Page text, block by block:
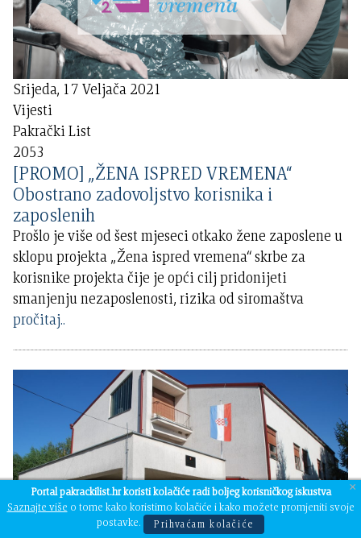
Srijeda, 17 Veljača 2021
Vijesti
Pakrački List
2053
[PROMO] „ŽENA ISPRED VREMENA“
Obostrano zadovoljstvo korisnika i
zaposlenih
Prošlo je više od šest mjeseci otkako žene zaposlene u
sklopu projekta „Žena ispred vremena“ skrbe za
korisnike projekta čije je opći cilj pridonijeti
smanjenju nezaposlenosti, rizika od siromaštva
pročitaj..
×
Portal pakrackilist.hr koristi kolačiće radi boljeg korisničkog iskustva
Saznajte više o tome kako koristimo kolačiće i kako možete promjeniti svoje
postavke.
Prihvaćam kolačiće